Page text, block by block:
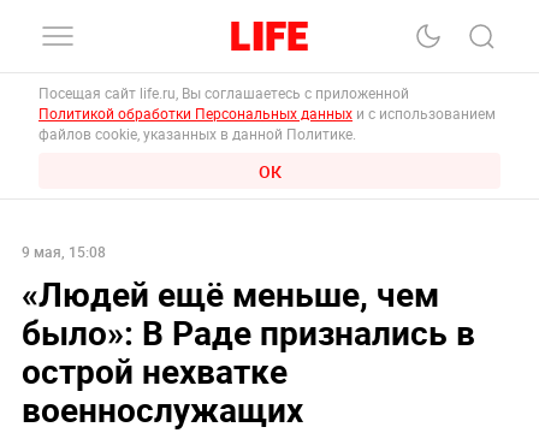
Посещая сайт life.ru, Вы соглашаетесь с приложенной
Политикой обработки Персональных данных и с использованием
файлов cookie, указанных в данной Политике.
ОК
9 мая, 15:08
«Людей ещё меньше, чем
было»: В Раде признались в
острой нехватке
военнослужащих